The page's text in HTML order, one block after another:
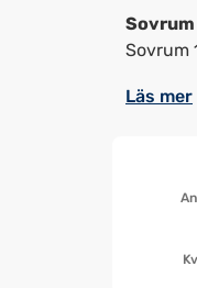
Sovrum
Sovrum
Läs mer